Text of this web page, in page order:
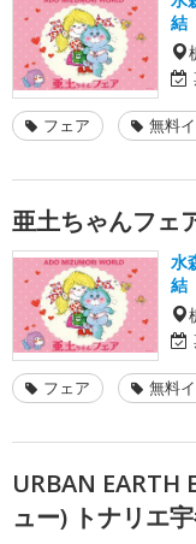
結
フェア 無料
亜土ちゃんフェ
水
結
フェア 無料
URBAN EARTH
ュー) トナリエ